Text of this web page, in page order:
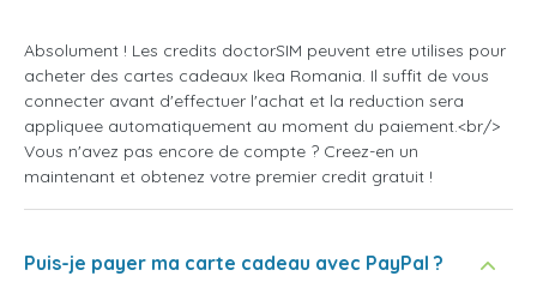
Absolument ! Les credits doctorSIM peuvent etre utilises pour
acheter des cartes cadeaux Ikea Romania. Il suffit de vous
connecter avant d'effectuer l'achat et la reduction sera
appliquee automatiquement au moment du paiement.<br/>
Vous n'avez pas encore de compte ? Creez-en un
maintenant et obtenez votre premier credit gratuit !
Puis-je payer ma carte cadeau avec PayPal ?